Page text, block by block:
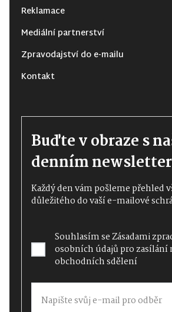
Reklamace
Mediální partnerství
Zpravodajství do e-mailu
Kontakt
Buďte v obraze s
denním
Každý den vám pošleme přehled
důležitého do vaší e-mailové
Souhlasím seZásadami
osobních údajůpro zasílání
obchodních sdělení